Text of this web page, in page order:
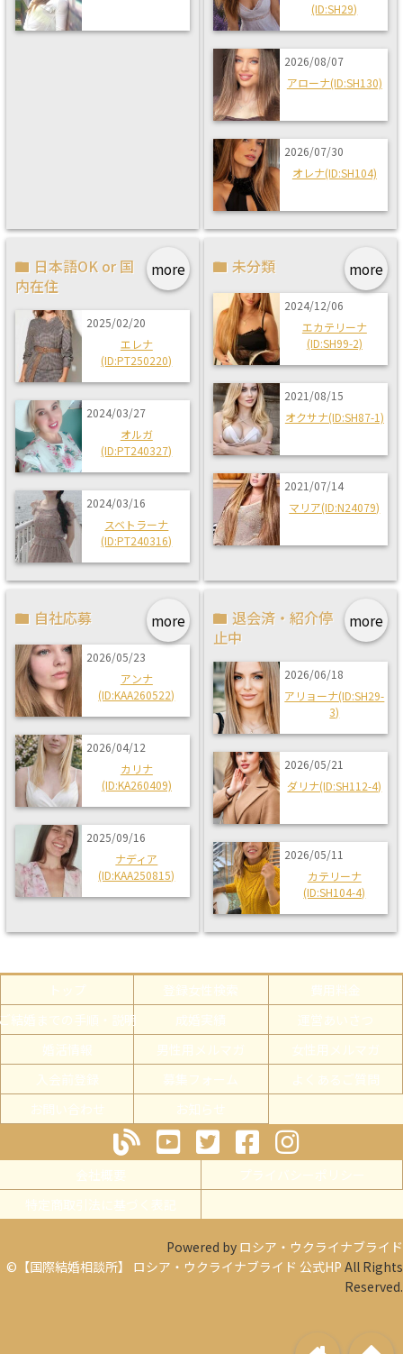
(ID:SH29)
2026/08/07
アローナ(ID:SH130)
2026/07/30
オレナ(ID:SH104)
more
日本語OK or 国
内在住
2025/02/20
エレナ
(ID:PT250220)
2024/03/27
オルガ
(ID:PT240327)
2024/03/16
スベトラーナ
(ID:PT240316)
more
未分類
2024/12/06
エカテリーナ
(ID:SH99-2)
2021/08/15
オクサナ(ID:SH87-1)
2021/07/14
マリア(ID:N24079)
more
自社応募
2026/05/23
アンナ
(ID:KAA260522)
2026/04/12
カリナ
(ID:KA260409)
2025/09/16
ナディア
(ID:KAA250815)
more
退会済・紹介停
止中
2026/06/18
アリョーナ(ID:SH29-
3)
2026/05/21
ダリナ(ID:SH112-4)
2026/05/11
カテリーナ
(ID:SH104-4)
トップ 登録女性検索
費用料金
結婚までの手順・説明
成婚実績
運営あいさつ
婚活情報
男性用メルマガ
女性用メルマガ
入会前登録
募集フォーム
よくあるご質問
お問い合わせ
お知らせ
会社概要
プライバシーポリシー
特定商取引法に基づく表記
Powered by ロシア・ウクライナブライド
©【国際結婚相談所】 ロシア・ウクライナブライド 公式HP All Rights
Reserved.